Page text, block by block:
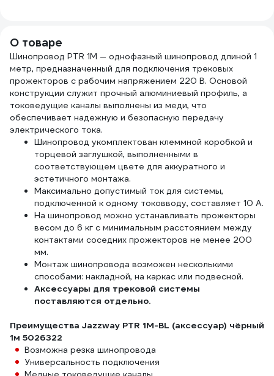
О товаре
Шинопровод PTR 1M — однофазный шинопровод длиной 1
метр, предназначенный для подключения трековых
прожекторов с рабочим напряжением 220 В. Основой
конструкции служит прочный алюминиевый профиль, а
токоведущие каналы выполнены из меди, что
обеспечивает надежную и безопасную передачу
электрического тока.
Шинопровод укомплектован клеммной коробкой и
торцевой заглушкой, выполненными в
соответствующем цвете для аккуратного и
эстетичного монтажа.
Максимально допустимый ток для системы,
подключенной к одному токовводу, составляет 10 А.
На шинопровод можно устанавливать прожекторы
весом до 6 кг с минимальным расстоянием между
контактами соседних прожекторов не менее 200
мм.
Монтаж шинопровода возможен несколькими
способами: накладной, на каркас или подвесной.
Аксессуары для трековой системы
поставляются отдельно.
Преимущества Jazzway PTR 1M-BL (аксессуар) чёрный
1м 5026322
Возможна резка шинопровода
Универсальность подключения